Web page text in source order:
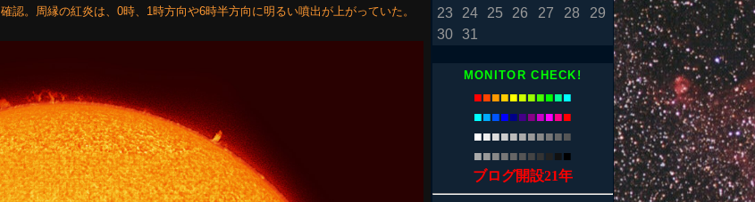
認。周縁の紅炎は、0時、1時方向や6時半方向に明るい噴出が上がっていた。
23
24 25 26 27 28
29
30 31
MONITOR CHECK!
■■■■■■■■■■■
■■■■■■■■■■■
■■■■■■■■■■■
■■■■■■■■ ■■
ブログ開設21年